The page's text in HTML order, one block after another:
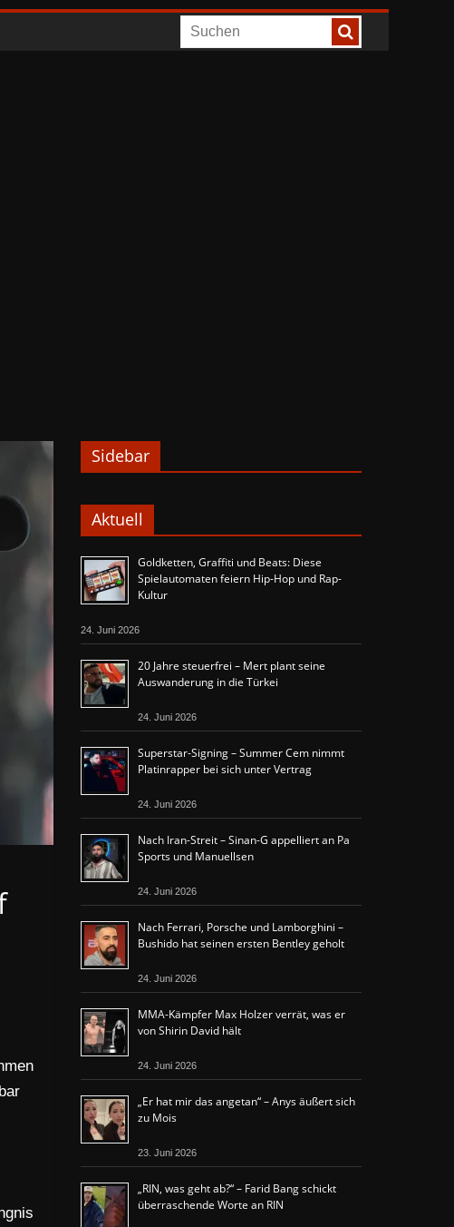
Sidebar
Aktuell
Goldketten, Graffiti und Beats: Diese
Spielautomaten feiern Hip-Hop und Rap-
Kultur
24. Juni 2026
20 Jahre steuerfrei – Mert plant seine
Auswanderung in die Türkei
24. Juni 2026
Superstar-Signing – Summer Cem nimmt
Platinrapper bei sich unter Vertrag
24. Juni 2026
Nach Iran-Streit – Sinan-G appelliert an Pa
Sports und Manuellsen
24. Juni 2026
Nach Ferrari, Porsche und Lamborghini –
Bushido hat seinen ersten Bentley geholt
24. Juni 2026
MMA-Kämpfer Max Holzer verrät, was er
von Shirin David hält
24. Juni 2026
„Er hat mir das angetan“ – Anys äußert sich
zu Mois
23. Juni 2026
„RIN, was geht ab?“ – Farid Bang schickt
überraschende Worte an RIN